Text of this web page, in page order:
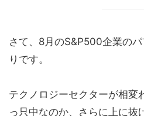
さて、8月のS&P500企業の
りです。
テクノロジーセクターが相変
っ只中なのか、さらに上に抜